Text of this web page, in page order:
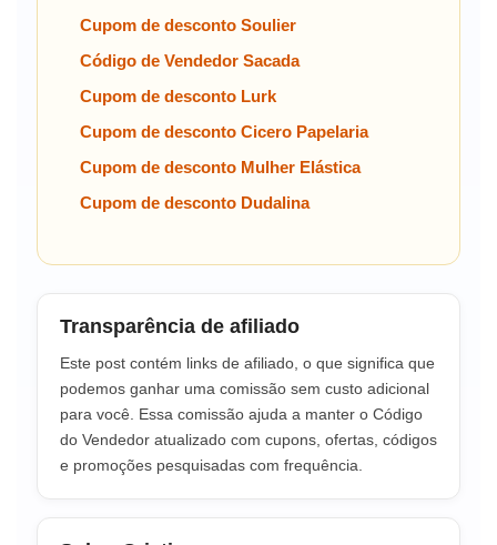
Cupom de desconto Soulier
Código de Vendedor Sacada
Cupom de desconto Lurk
Cupom de desconto Cicero Papelaria
Cupom de desconto Mulher Elástica
Cupom de desconto Dudalina
Transparência de afiliado
Este post contém links de afiliado, o que significa que
podemos ganhar uma comissão sem custo adicional
para você. Essa comissão ajuda a manter o Código
do Vendedor atualizado com cupons, ofertas, códigos
e promoções pesquisadas com frequência.